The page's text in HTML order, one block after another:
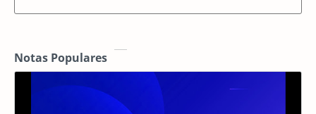
Notas Populares